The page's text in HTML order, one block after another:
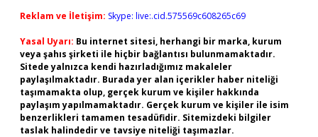
Reklam ve İletişim: Skype: live:.cid.575569c608265c69
Yasal Uyarı: Bu internet sitesi, herhangi bir marka, kurum
veya şahıs şirketi ile hiçbir bağlantısı bulunmamaktadır.
Sitede yalnızca kendi hazırladığımız makaleler
paylaşılmaktadır. Burada yer alan içerikler haber niteliği
taşımamakta olup, gerçek kurum ve kişiler hakkında
paylaşım yapılmamaktadır. Gerçek kurum ve kişiler ile isim
benzerlikleri tamamen tesadüfidir. Sitemizdeki bilgiler
taslak halindedir ve tavsiye niteliği taşımazlar.